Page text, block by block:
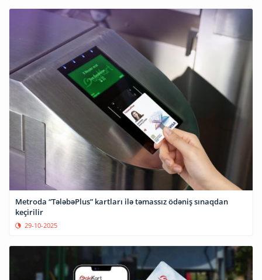
Metroda “TələbəPlus” kartları ilə təmassız ödəniş sınaqdan
keçirilir
29-10-2025